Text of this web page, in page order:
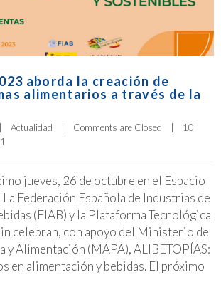
aborda la creación de
alimentarios a través de la
Actualidad Comments are Closed
10
1
jueves, 26 de octubre en el Espacio
Federación Española de Industrias de
(FIAB) y la Plataforma Tecnológica
celebran, con apoyo del Ministerio de
y Alimentación (MAPA), ALIBETOPÍAS:
en alimentación y bebidas. El próximo